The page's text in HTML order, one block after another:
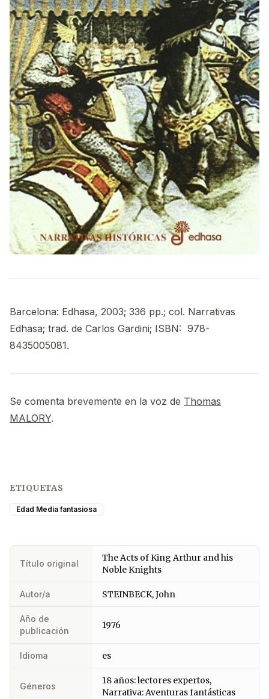
Barcelona: Edhasa, 2003; 336 pp.; col. Narrativas
Edhasa; trad. de Carlos Gardini; ISBN: ‎ 978-
8435005081.
Se comenta brevemente en la voz de Thomas
MALORY.
ETIQUETAS
Edad Media fantasiosa
Título original
The Acts of King Arthur and his
Noble Knights
Autor/a STEINBECK, John
Año de
publicación
1976
Idioma es
Géneros
18 años: lectores expertos,
Narrativa: Aventuras fantásticas